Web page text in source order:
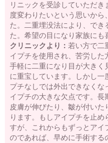
リニックを受診していただ
度変わりたいという思いから
た。二重埋没法により、でき
た。希望の目になり家族にも
クリニックより： 若い方で二
イプチを使用され、苦労し
手軽に二重になり目が大きく
に重宝しています。しかし一
プチなしでは外出できなく
イプチの大きな欠点です。長
皮膚が伸びたり、皺が付い
ります。もしアイプチを止
すが、これからもずっとアイ
のであれば、早めに手術する